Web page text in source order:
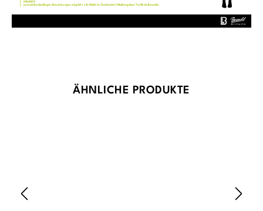
Produktgalerie überspringen
ÄHNLICHE PRODUKTE